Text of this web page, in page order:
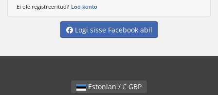
Ei ole registreeritud? Loo konto
Logi sisse Facebook abil
Estonian / £ GBP